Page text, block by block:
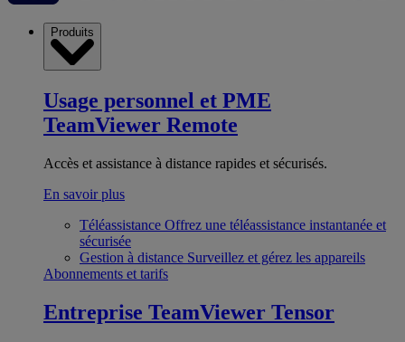
Produits
Usage personnel et PME
TeamViewer Remote
Accès et assistance à distance rapides et sécurisés.
En savoir plus
Téléassistance Offrez une téléassistance instantanée et
sécurisée
Gestion à distance Surveillez et gérez les appareils
Abonnements et tarifs
Entreprise TeamViewer Tensor